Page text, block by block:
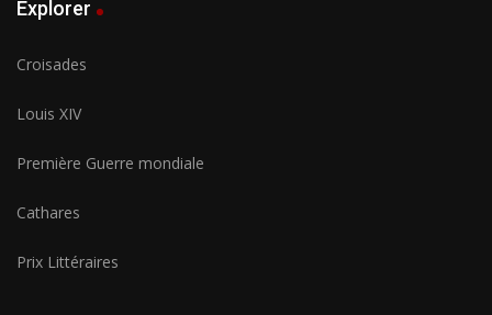
Explorer
Croisades
Louis XIV
Première Guerre mondiale
Cathares
Prix Littéraires